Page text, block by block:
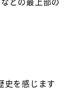
史を感じます